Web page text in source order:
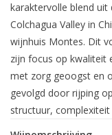
karaktervolle blend
Colchagua Valley in
wijnhuis Montes. Dit
zijn focus op kwaliteit
met zorg geoogst en
gevolgd door rijping
structuur,